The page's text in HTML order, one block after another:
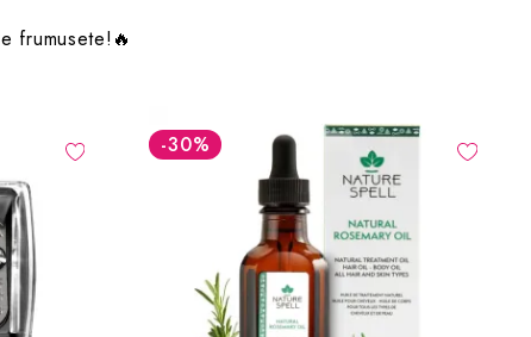
frumusete!🔥
-30%